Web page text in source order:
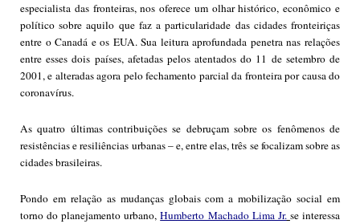
especialista das fronteiras, nos oferece um olhar histórico, econômico e
político sobre aquilo que faz a particularidade das cidades fronteiriças
entre o Canadá e os EUA. Sua leitura aprofundada penetra nas relações
entre esses dois países, afetadas pelos atentados do 11 de setembro de
2001, e alteradas agora pelo fechamento parcial da fronteira por causa do
coronavírus.
As quatro últimas contribuições se debruçam sobre os fenômenos de
resistências e resiliências urbanas – e, entre elas, três se focalizam sobre as
cidades brasileiras.
Pondo em relação as mudanças globais com a mobilização social em
torno do planejamento urbano,Humberto Machado Lima Jr. se interessa